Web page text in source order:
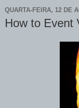
QUARTA-FEIRA, 12 DE
How to Event